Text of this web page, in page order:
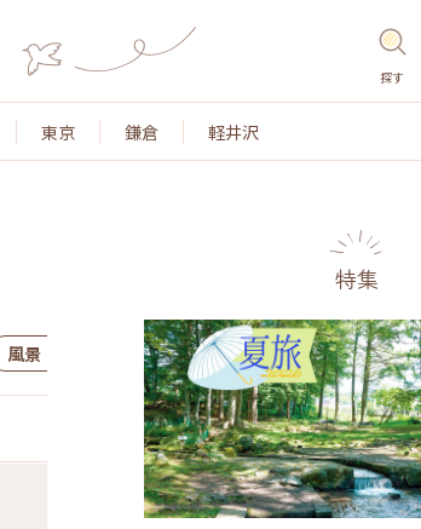
探す
東京 鎌倉 軽井沢
風景・景色 名所・旧跡 温泉・スパ
特集